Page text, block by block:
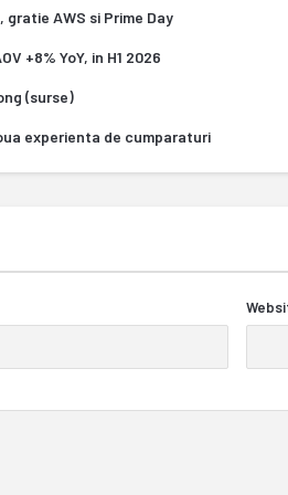
gratie AWS si Prime Day
+8% YoY, in H1 2026
(surse)
experienta de cumparaturi